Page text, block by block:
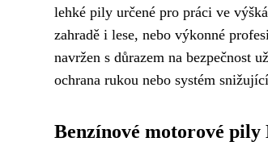
lehké pily určené pro práci ve
zahradě i lese, nebo výkonné
navržen s důrazem na bezpečnost
ochrana rukou nebo systém
Benzínové motorové